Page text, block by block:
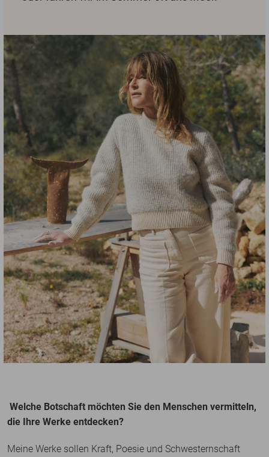
Welche Botschaft möchten Sie den Menschen vermitteln,
die Ihre Werke entdecken?
Meine Werke sollen Kraft, Poesie und Schwesternschaft